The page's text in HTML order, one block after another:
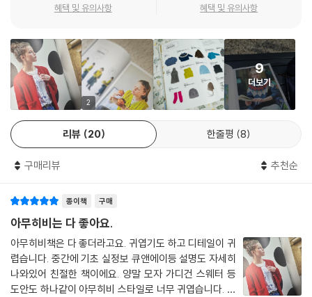
다채로운 디자인과 참신한 기법
우에모토 미키코의 손뜨개 의류는 귀여운 핏과 자연스러운 곡선 등 편안하
면서도 핸드메이드의 감성을 살린 실루엣으로 유명하며, 그래픽 요소가 돋
보이는 선명한 배색무늬와 다양한 요소가 조화를 이루는 케이블 무늬도 아
름답다. 이 책에 실린 작품들도 중복된 느낌 없이 저마다 다른 매력을 자랑
하는데, 결과물뿐 아니라 뜨는 과정에서도 다양한 형태와 다채로운 무늬를
완성할 수 있는 모자가 어떨까. 스웨터 중에서는 전체를 톱다운 형식으로
뜨는 둥근 요크 작품을 선택하면 뜨는 도중에 입어보면서 길이를 조정할
수 있어 편할 것이다. 물론 부분 편물들을 연결해 완성하는 작품이나, 칼라
와 후드와 주머니 같은 디테일이 있는 작품도 차근차근 만드는 법을 따라
진행하면 까다롭지 않다. 화려하고 복잡해 보이는 배색무늬와 케이블 무늬
도 대개 단순한 반복으로 이루어져 있으니, 일단 가장 마음에 드는 디자인
혜택 및 유의사항 혜택 및 유의사항
2
9
더보기
리뷰 20 한줄평 8
구매리뷰 추천순
종이책 구매
아무히비는 다 좋아요.
아무히비책은 다 좋더라고요. 귀엽기도 하고 디테일이 귀
렵습니다. 중간에 기초 실정보 큐앤에이등 설명도 자세히
나와있어 친절한 책이에요. 양말 모자 가디건 스웨터 등
도안도 하나같이 아무히비 스타일로 너무 귀엽습니다. 강